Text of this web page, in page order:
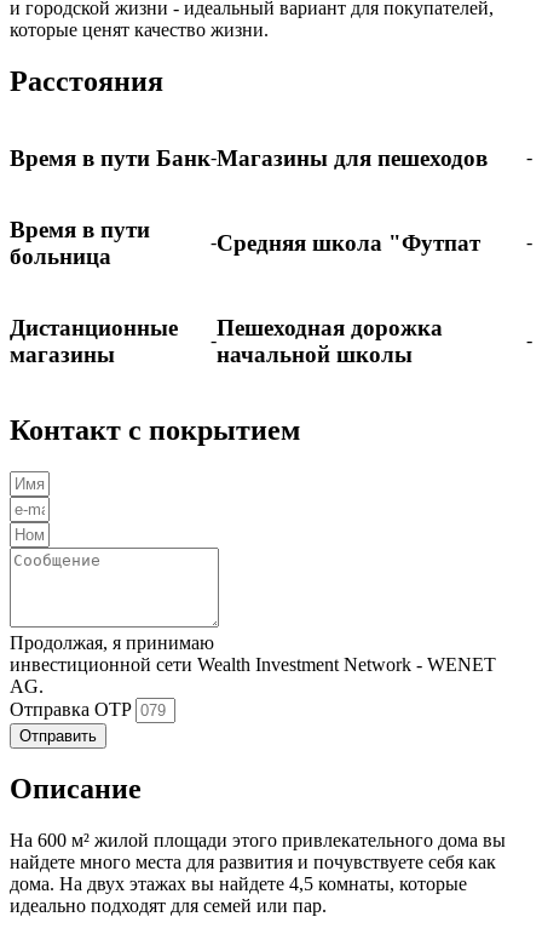
и городской жизни - идеальный вариант для покупателей,
которые ценят качество жизни.
Расстояния
Время в пути Банк-Магазины для пешеходов -
Время в пути
больница
-Средняя школа "Футпат -
Дистанционные
магазины
-Пешеходная дорожка
начальной школы
-
Контакт с покрытием
Продолжая, я принимаю
инвестиционной сети Wealth Investment Network - WENET
AG.
Отправка OTP
Отправить
Описание
На 600 м² жилой площади этого привлекательного дома вы
найдете много места для развития и почувствуете себя как
дома. На двух этажах вы найдете 4,5 комнаты, которые
идеально подходят для семей или пар.